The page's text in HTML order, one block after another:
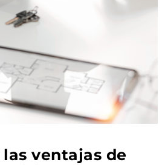
las ventajas de